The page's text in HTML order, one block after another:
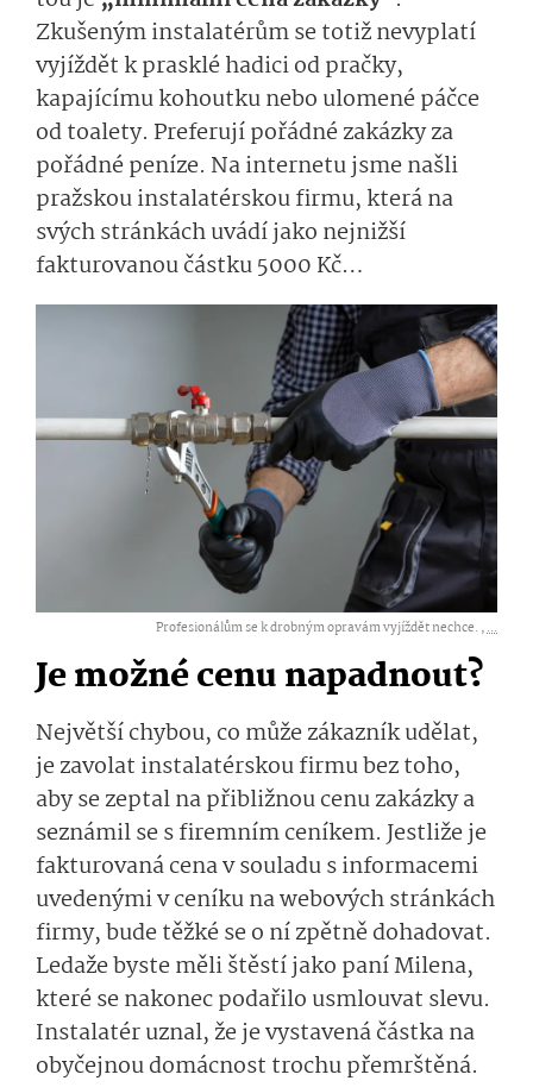
Zkušeným instalatérům se totiž nevyplatí
vyjíždět k prasklé hadici od pračky,
kapajícímu kohoutku nebo ulomené páčce
od toalety. Preferují pořádné zakázky za
pořádné peníze. Na internetu jsme našli
pražskou instalatérskou firmu, která na
svých stránkách uvádí jako nejnižší
fakturovanou částku 5000 Kč…
Profesionálům se k drobným opravám vyjíždět nechce. ,...
Je možné cenu napadnout?
Největší chybou, co může zákazník udělat,
je zavolat instalatérskou firmu bez toho,
aby se zeptal na přibližnou cenu zakázky a
seznámil se s firemním ceníkem. Jestliže je
fakturovaná cena v souladu s informacemi
uvedenými v ceníku na webových stránkách
firmy, bude těžké se o ní zpětně dohadovat.
Ledaže byste měli štěstí jako paní Milena,
které se nakonec podařilo usmlouvat slevu.
Instalatér uznal, že je vystavená částka na
obyčejnou domácnost trochu přemrštěná.